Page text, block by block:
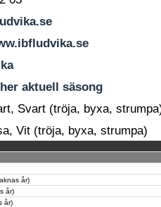
aktuell säsong
Svart (tröja, byxa,
Vit (tröja, byxa, strumpa)
år)
år)
år)